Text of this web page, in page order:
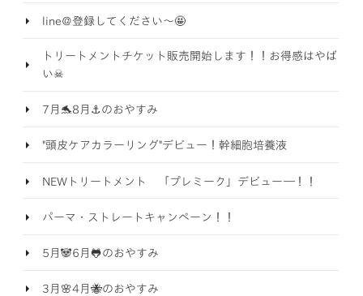
line@登録してください～🤩
トリートメントチケット販売開始します！！お得感はやば
い☠
7月🐬8月⚓のおやすみ
"頭皮ケアカラーリング"デビュー！幹細胞培養液
NEWトリートメント 「プレミーク」デビュー―！！
パーマ・ストレートキャンペーン！！
5月🐼6月🐸のおやすみ
3月🌸4月🐝のおやすみ